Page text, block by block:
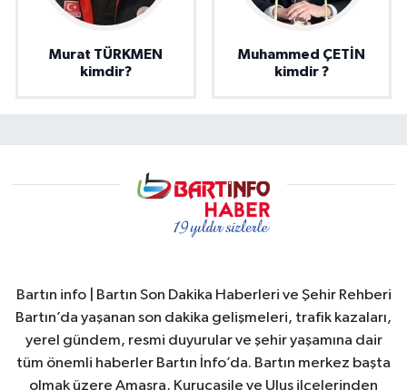
Murat TÜRKMEN
kimdir?
Muhammed ÇETİN
kimdir ?
Bartın info | Bartın Son Dakika Haberleri ve Şehir Rehberi
Bartın’da yaşanan son dakika gelişmeleri, trafik kazaları,
yerel gündem, resmi duyurular ve şehir yaşamına dair
tüm önemli haberler Bartın İnfo’da. Bartın merkez başta
olmak üzere Amasra, Kurucaşile ve Ulus ilçelerinden